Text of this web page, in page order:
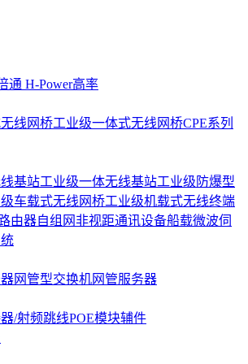
通 H-Power高率
线网桥工业级一体式无线网桥CPE系列
基站工业级一体无线基站工业级防爆型
车载式无线网桥工业级机载式无线终端
由器自组网非视距通讯设备船载微波伺
网管型交换机网管服务器
/射频跳线POE模块辅件